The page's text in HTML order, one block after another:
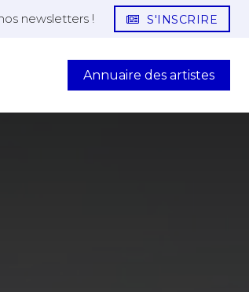
newsletters ! S'INSCRIRE
Annuaire des artistes